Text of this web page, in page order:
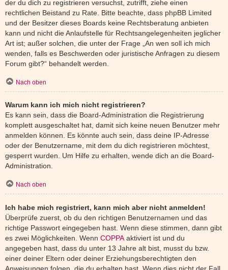
der du dich zu registrieren versuchst, zutrifft, ziehe einen
rechtlichen Beistand zu Rate. Bitte beachte, dass phpBB Limited
und der Besitzer dieses Boards keine Rechtsberatung anbieten
kann und nicht die Anlaufstelle für Rechtsangelegenheiten jeglicher
Art ist; außer solchen, die unter der Frage „An wen soll ich mich
wenden, falls es Beschwerden oder juristische Anfragen zu diesem
Forum gibt?“ behandelt werden.
Nach oben
Warum kann ich mich nicht registrieren?
Es kann sein, dass die Board-Administration die Registrierung
komplett ausgeschaltet hat, damit sich keine neuen Benutzer mehr
anmelden können. Es könnte auch sein, dass deine IP-Adresse
oder der Benutzername, mit dem du dich registrieren möchtest,
gesperrt wurden. Um Hilfe zu erhalten, wende dich an die Board-
Administration.
Nach oben
Ich habe mich registriert, kann mich aber nicht anmelden!
Überprüfe zuerst, ob du den richtigen Benutzernamen und das
richtige Passwort eingegeben hast. Wenn diese stimmen, dann gibt
es zwei Möglichkeiten. Wenn COPPA aktiviert ist und du
angegeben hast, dass du unter 13 Jahre alt bist, musst du bzw.
einer deiner Eltern oder deiner Erziehungsberechtigten den
Anweisungen folgen, die du erhalten hast. Wenn dies nicht der Fall